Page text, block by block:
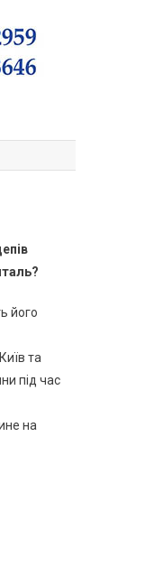
його
та
під час
на